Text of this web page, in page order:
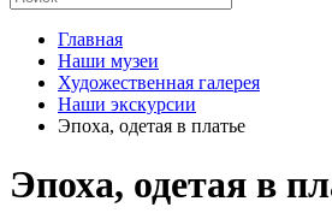
Главная
Наши музеи
Художественная галерея
Наши экскурсии
Эпоха, одетая в платье
Эпоха, одетая в